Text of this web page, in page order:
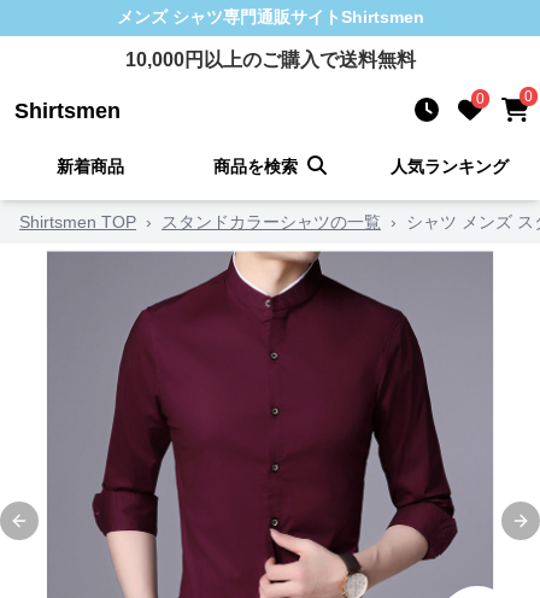
メンズ シャツ専門通販サイトShirtsmen
10,000円以上のご購入で送料無料
Shirtsmen 0 0
新着商品 商品を検索 人気ランキング
Shirtsmen TOP › スタンドカラーシャツの一覧 › シャツ メンズ
Previous slide